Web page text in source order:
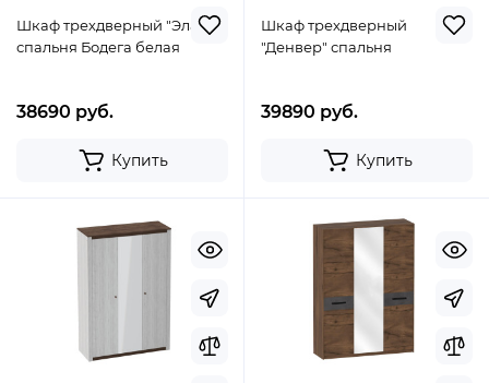
Шкаф трехдверный "Элана"
спальня Бодега белая
38690 руб.
Купить
Шкаф трехдверный
"Денвер" спальня
39890 руб.
Купить